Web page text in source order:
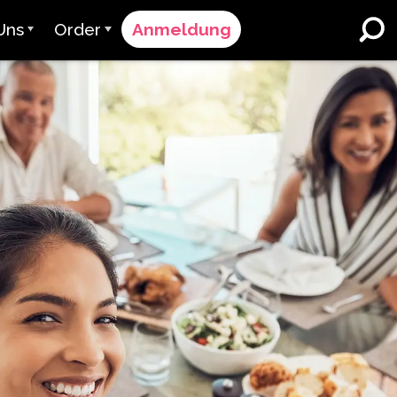
ClassLink
Clever
Ellevation
bedienen K-12 Schulen und Bezirke
Zweisprachiger
Sprachunterricht
English Learner Programs
Höhere Bildung
Arbeitsplätze
& Bewertung
& Compliance
Order
Bestellvorgang
Preisgestaltung
Angebot anfordern
Contact Sales
Kontaktieren Sie den
Support
Anmeldung